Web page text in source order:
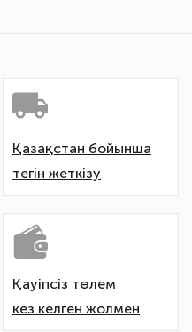
Қазақстан бойынша
тегін жеткізу
Қауіпсіз төлем
кез келген жолмен